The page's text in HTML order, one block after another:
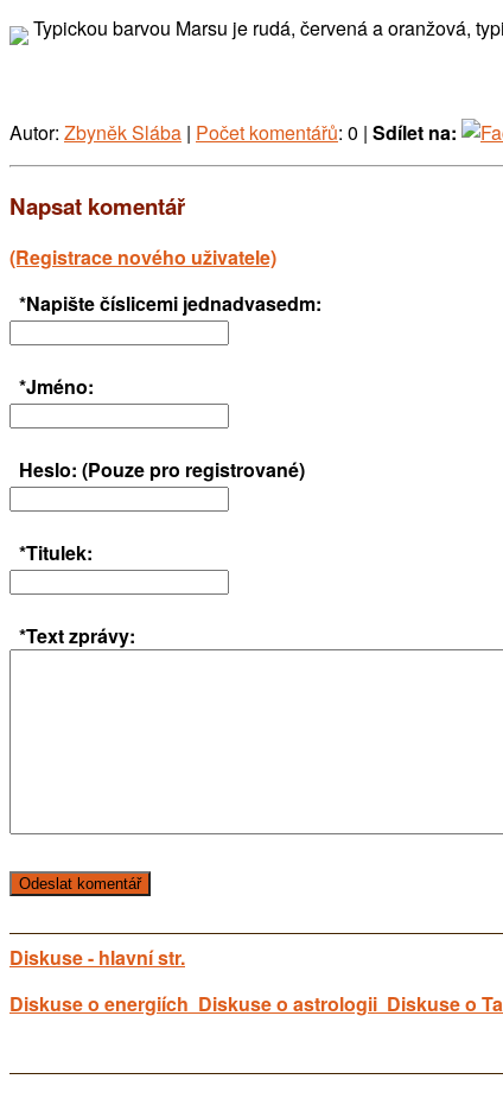
Typickou barvou Marsu je rudá, červená a oranžová,
Autor: Zbyněk Slába | Počet komentářů: 0 | Sdílet na:
Napsat komentář
(Registrace nového uživatele)
*Napište číslicemi jednadvasedm:
*Jméno:
Heslo: (Pouze pro registrované)
*Titulek:
*Text zprávy:
Diskuse - hlavní str.
Diskuse o energiích Diskuse o astrologii Diskuse o